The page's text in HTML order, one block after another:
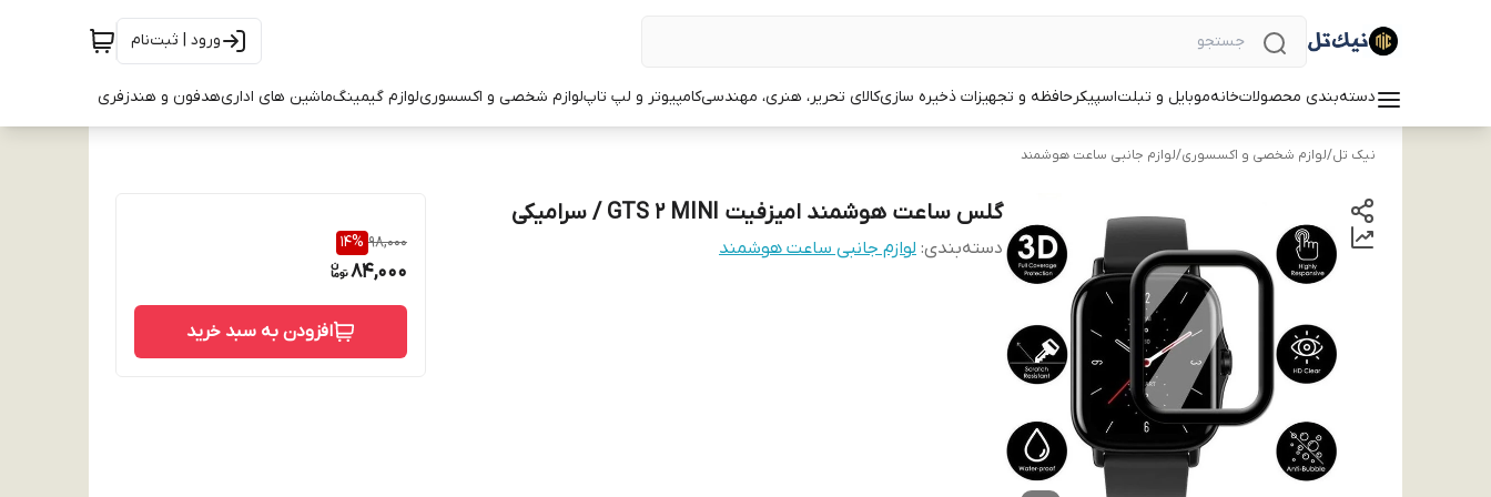
ورود | ثبت‌نام
دسته‌بندی محصولاتخانهموبایل و تبلتاسپیکرحافظه و تجهیزات ذخیره سازیکالای تحریر، هنری، مهندسیکامپیوتر و لپ تاپلوازم شخصی و اکسسوریلوازم گیمینگماشین های اداریهدفون و هندزفری
نیک تل/لوازم شخصی و اکسسوری/لوازم جانبی ساعت هوشمند
گلس ساعت هوشمند امیزفیت GTS 2 MINI / سرامیکی
دسته‌بندی: لوازم جانبی ساعت هوشمند 98,000
14%
84,000
افزودن به سبد خرید